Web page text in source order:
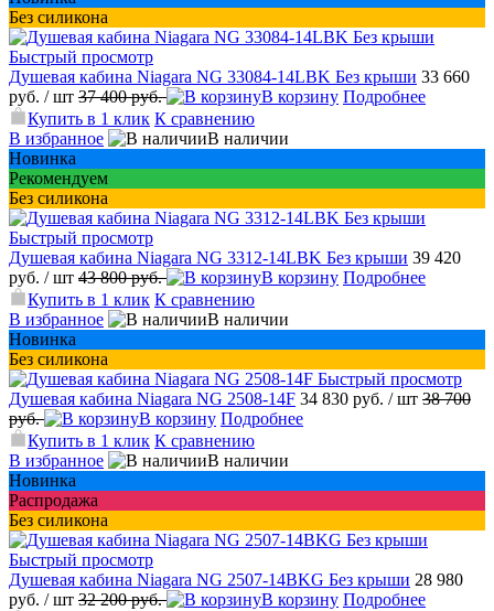
Без силикона
Быстрый просмотр
Душевая кабина Niagara NG 33084-14LBK Без крыши 33 660
руб. / шт 37 400 руб. В корзину Подробнее
Купить в 1 клик К сравнению
В избранное
В наличии
Новинка
Рекомендуем
Без силикона
Быстрый просмотр
Душевая кабина Niagara NG 3312-14LBK Без крыши 39 420
руб. / шт 43 800 руб. В корзину Подробнее
Купить в 1 клик К сравнению
В избранное
В наличии
Новинка
Без силикона
Быстрый просмотр
Душевая кабина Niagara NG 2508-14F 34 830 руб. / шт 38 700
руб.
В корзину Подробнее
Купить в 1 клик К сравнению
В избранное
В наличии
Новинка
Распродажа
Без силикона
Быстрый просмотр
Душевая кабина Niagara NG 2507-14BKG Без крыши 28 980
руб. / шт 32 200 руб. В корзину Подробнее